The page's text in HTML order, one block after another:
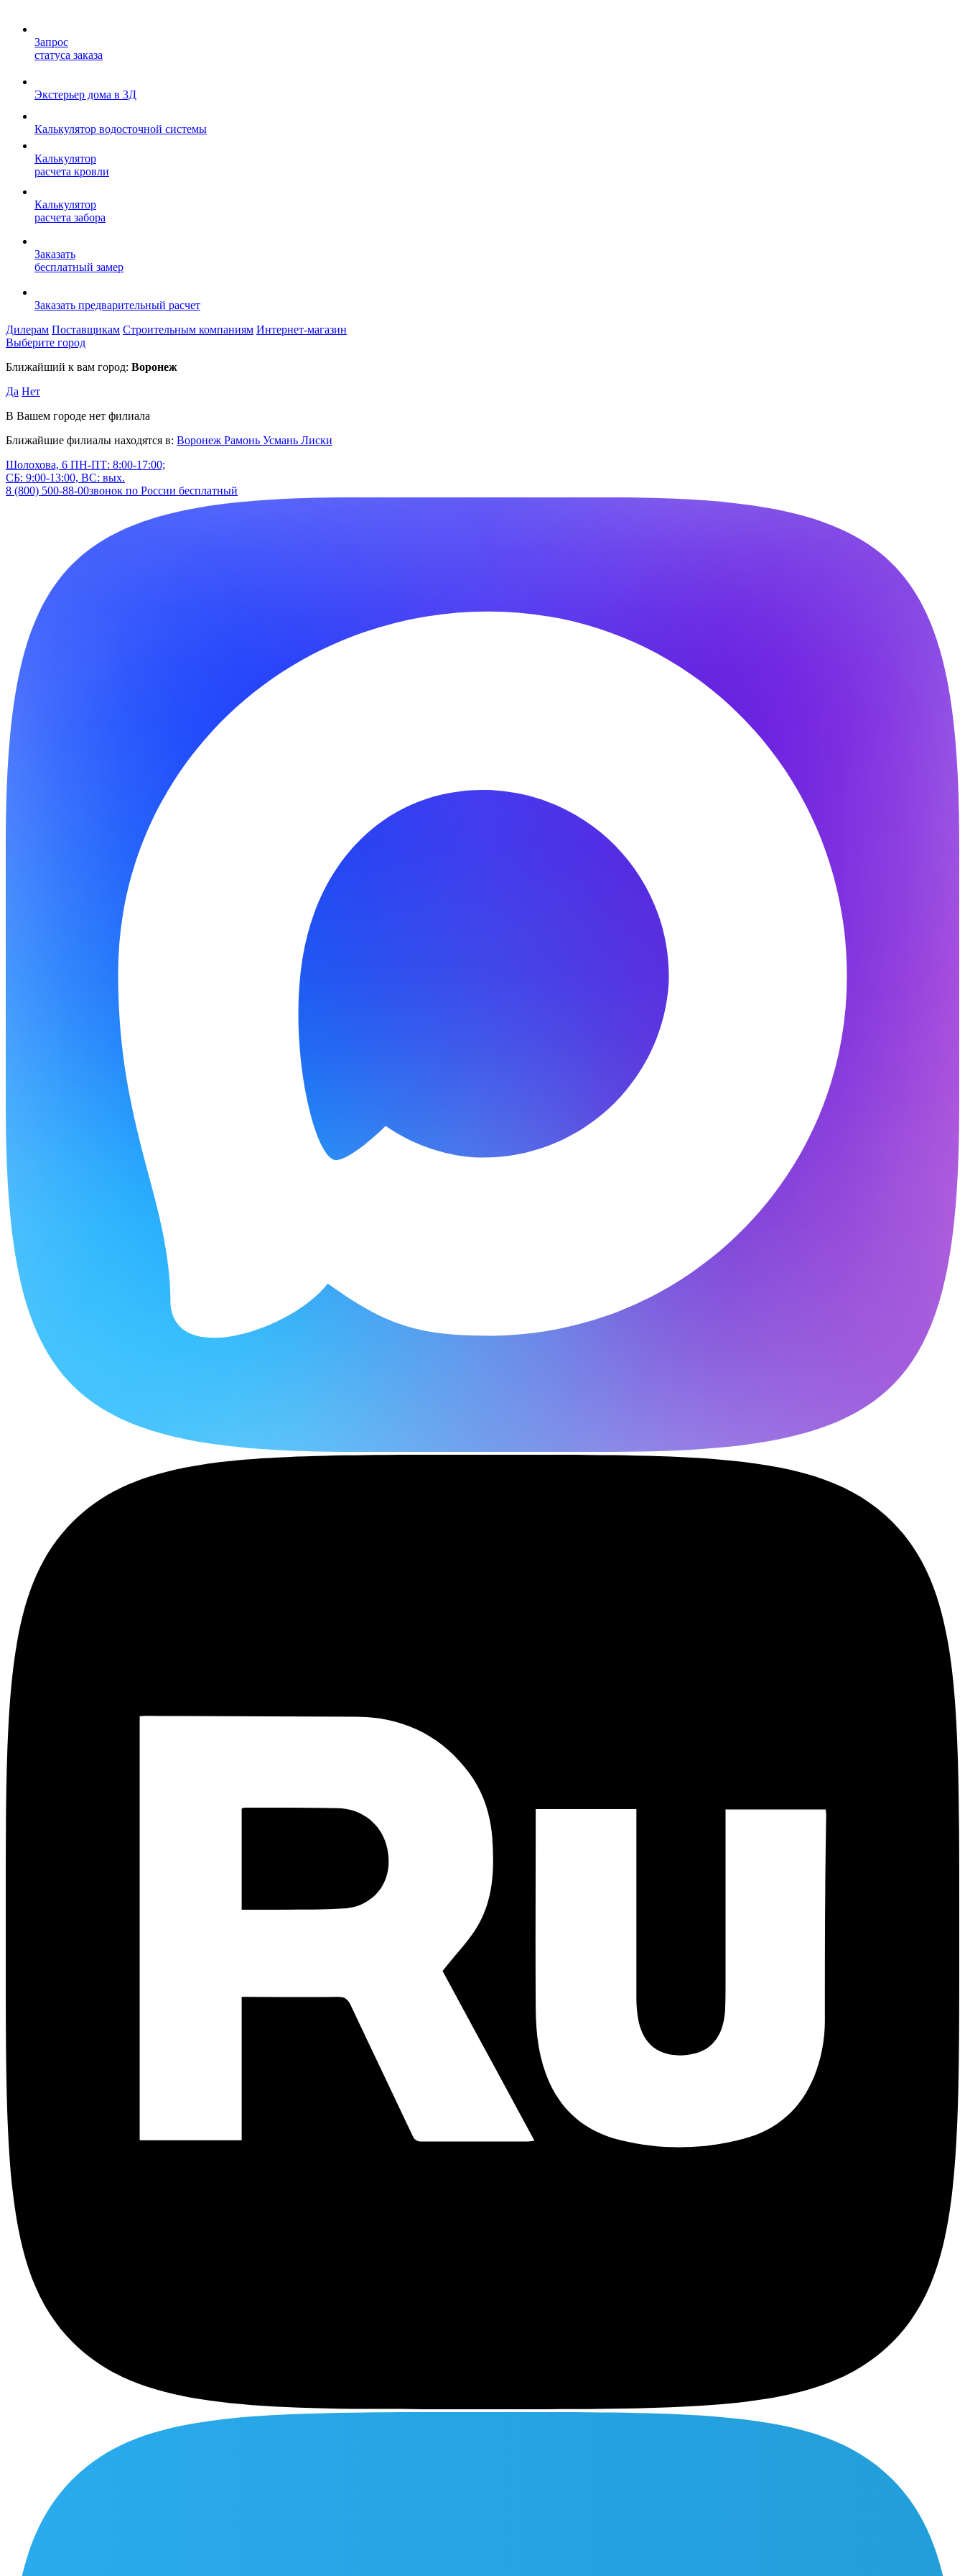
Запрос
статуса заказа
Экстерьер дома в 3Д
Калькулятор водосточной системы
Калькулятор
расчета кровли
Калькулятор
расчета забора
Заказать
бесплатный замер
Заказать предварительный расчет
Дилерам Поставщикам Строительным компаниям Интернет-магазин
Выберите город
Ближайший к вам город: Воронеж
Да Нет
В Вашем городе нет филиала
Ближайшие филиалы находятся в: Воронеж Рамонь Усмань Лиски
Шолохова, 6 ПН-ПТ: 8:00-17:00;
СБ: 9:00-13:00, ВС: вых.
8 (800) 500-88-00звонок по России бесплатный